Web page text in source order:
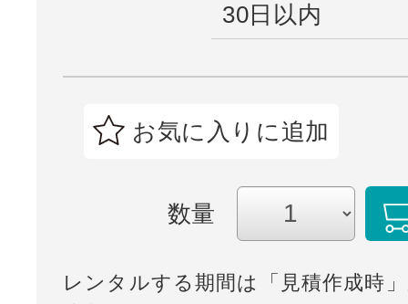
30日以内
お気に入りに追加
数量
レンタルする期間は「見積作成時